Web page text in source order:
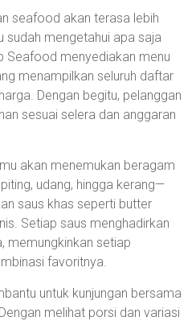
seafood akan terasa lebih
sudah mengetahui apa saja
Seafood menyediakan menu
menampilkan seluruh daftar
Dengan begitu, pelanggan
sesuai selera dan anggaran
akan menemukan beragam
udang, hingga kerang—
saus khas seperti butter
Setiap saus menghadirkan
memungkinkan setiap
favoritnya.
untuk kunjungan bersama
melihat porsi dan variasi